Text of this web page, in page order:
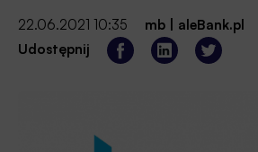
22.06.2021 10:35 mb
aleBank.pl
Udostępnij